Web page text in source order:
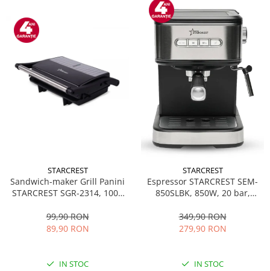
STARCREST
Sandwich-maker Grill Panini
STARCREST SGR-2314, 1000
Deschidere 180°, Suprafata
de gatire 23 x 14 cm, Negru
99,90 RON
89,90 RON
IN STOC
STARCREST
Espressor STARCREST SEM-
850SLBK, 850W, 20 bar,
dispozitiv spumare, filtru
dublu din inox, Negru/Inox
349,90 RON
279,90 RON
IN STOC